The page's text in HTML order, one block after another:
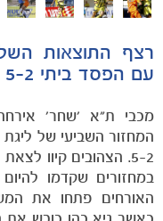
רצף התוצאות
עם הפסד ביתי 5-2 להפועל ראשון לציון
מכבי ת"א 'שחר'
המחזור השביעי של
5-2. הצהובים קיוו
במחזורים שקדמו